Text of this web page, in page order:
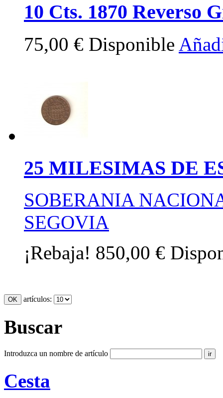
10 Cts. 1870 Reverso
75,00 € Disponible
25 MILESIMAS DE
SOBERANIA
SEGOVIA
¡Rebaja! 850,00 €
artículos:
Buscar
Introduzca un nombre de artículo
Cesta